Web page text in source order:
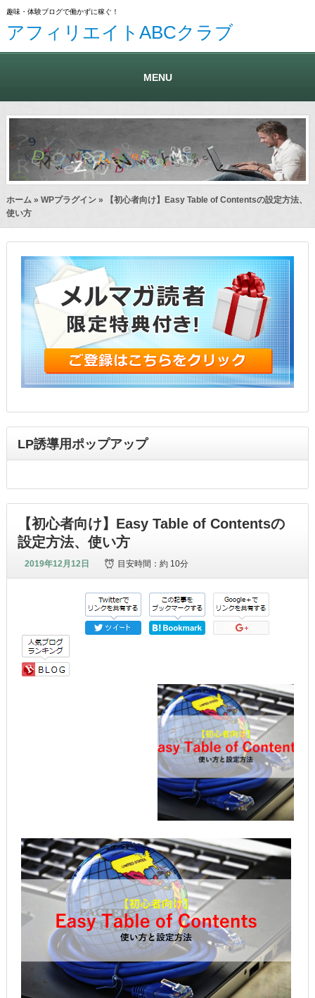
趣味・体験ブログで働かずに稼ぐ！
アフィリエイトABCクラブ
MENU
ホーム » WPプラグイン» 【初心者向け】Easy Table of Contentsの設定方法、
使い方
LP誘導用ポップアップ
【初心者向け】Easy Table of Contentsの
設定方法、使い方
2019年12月12日 目安時間：約 10分